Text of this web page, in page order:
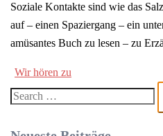
Soziale Kontakte sind wie das
auf – einen Spaziergang – ein
amüsantes Buch zu lesen – zu
Beitragsnavigation
Wir hören zu
Search…